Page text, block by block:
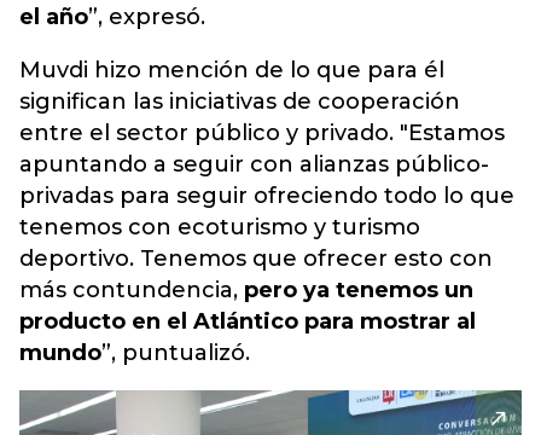
el año”, expresó.
Muvdi hizo mención de lo que para él
significan las iniciativas de cooperación
entre el sector público y privado. "Estamos
apuntando a seguir con alianzas público-
privadas para seguir ofreciendo todo lo que
tenemos con ecoturismo y turismo
deportivo. Tenemos que ofrecer esto con
más contundencia, pero ya tenemos un
producto en el Atlántico para mostrar al
mundo”, puntualizó.